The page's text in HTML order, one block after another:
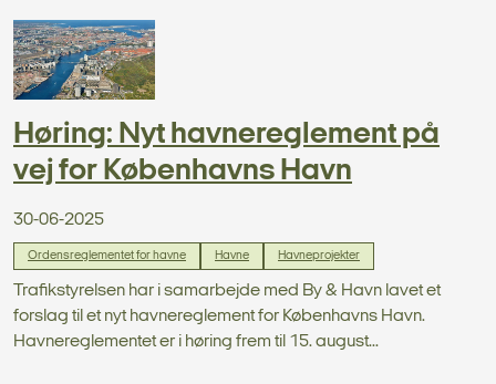
Høring: Nyt havnereglement på
vej for Københavns Havn
30-06-2025
Ordensreglementet for havne Havne Havneprojekter
Trafikstyrelsen har i samarbejde med By & Havn lavet et
forslag til et nyt havnereglement for Københavns Havn.
Havnereglementet er i høring frem til 15. august...